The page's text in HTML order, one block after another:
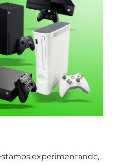
experimentando,